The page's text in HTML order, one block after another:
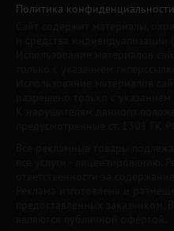
Политика конфиденциальности